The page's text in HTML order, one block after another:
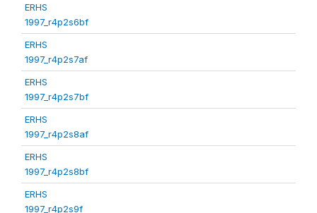
ERHS
1997_r4p2s6bf
ERHS
1997_r4p2s7af
ERHS
1997_r4p2s7bf
ERHS
1997_r4p2s8af
ERHS
1997_r4p2s8bf
ERHS
1997_r4p2s9f